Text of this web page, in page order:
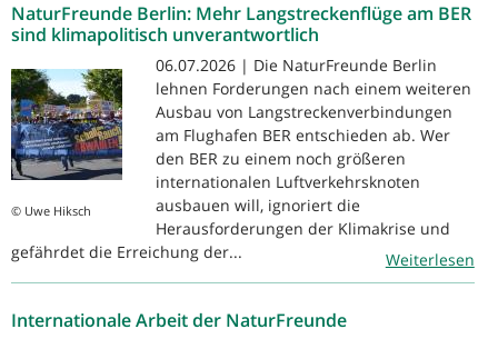
NaturFreunde Berlin: Mehr Langstreckenflüge am BER
sind klimapolitisch unverantwortlich
© Uwe Hiksch
06.07.2026 | Die NaturFreunde Berlin
lehnen Forderungen nach einem weiteren
Ausbau von Langstreckenverbindungen
am Flughafen BER entschieden ab. Wer
den BER zu einem noch größeren
internationalen Luftverkehrsknoten
ausbauen will, ignoriert die
Herausforderungen der Klimakrise und
gefährdet die Erreichung der...
Weiterlesen
Internationale Arbeit der NaturFreunde